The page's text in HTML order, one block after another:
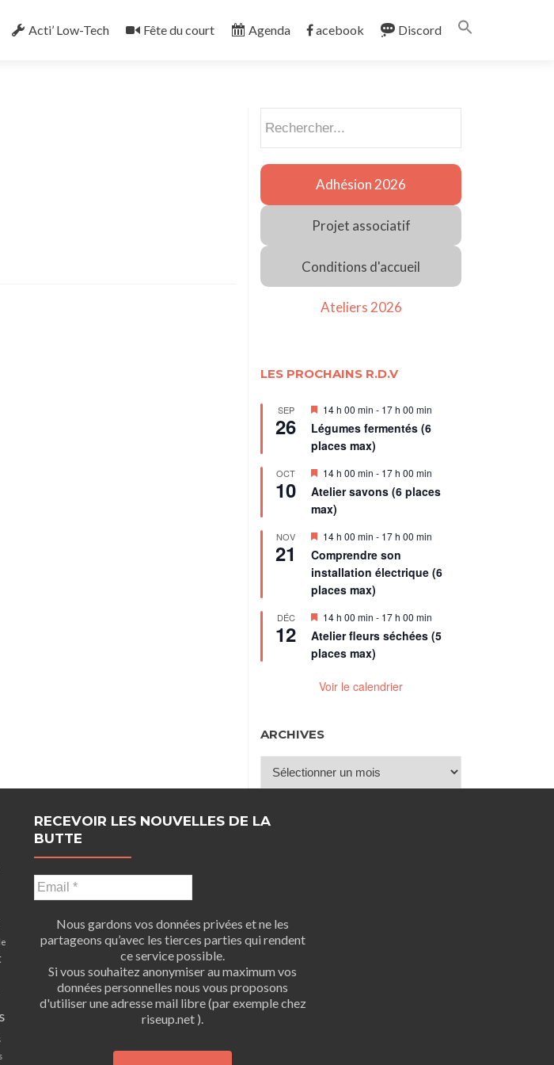
Acti’ Low-Tech Fête du court Agenda acebook Discord
Adhésion 2026
Projet associatif
Conditions d'accueil
Ateliers 2026
LES PROCHAINS R.D.V
SEP
26
Mis
en
avant
14 h 00 min - 17 h 00 min
Légumes fermentés (6
places max)
OCT
10
Mis
en
avant
14 h 00 min - 17 h 00 min
Atelier savons (6 places
max)
NOV
21
Mis
avant
14 h 00 min - 17 h 00 min
Comprendre son
installation électrique (6
places max)
DÉC
12
Mis
en
avant
14 h 00 min - 17 h 00 min
Atelier fleurs séchées (5
places max)
Voir le calendrier
ARCHIVES
RECEVOIR LES NOUVELLES DE LA
BUTTE
Nous gardons vos données privées et ne les
partageons qu’avec les tierces parties qui rendent
ce service possible.
Si vous souhaitez anonymiser au maximum vos
données personnelles nous vous proposons
d'utiliser une adresse mail libre (par exemple chez
riseup.net ).